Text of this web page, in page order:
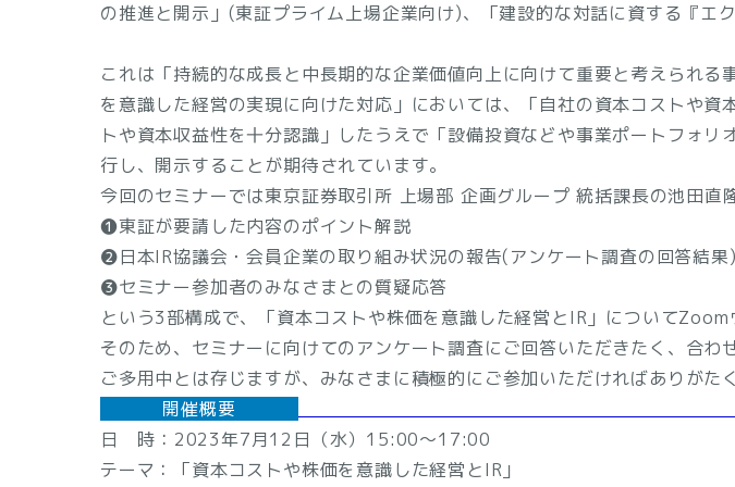
の推進と開示」(東証プライム上場企業向け)、「建設的な対話に資する『エ
これは「持続的な成長と中長期的な企業価値向上に向けて重要と考えられ
を意識した経営の実現に向けた対応」においては、「自社の資本コストや
トや資本収益性を十分認識」したうえで「設備投資などや事業ポートフォ
行し、開示することが期待されています。
今回のセミナーでは東京証券取引所 上場部 企画グループ 統括課長の池田直
❶東証が要請した内容のポイント解説
❷日本IR協議会・会員企業の取り組み状況の報告(アンケート調査の回答結果)
❸セミナー参加者のみなさまとの質疑応答
という3部構成で、「資本コストや株価を意識した経営とIR」についてZoom
そのため、セミナーに向けてのアンケート調査にご回答いただきたく、合わ
ご多用中とは存じますが、みなさまに積極的にご参加いただければありがた
開催概要
日 時：2023年7月12日（水）15:00～17:00
テーマ：「資本コストや株価を意識した経営とIR」